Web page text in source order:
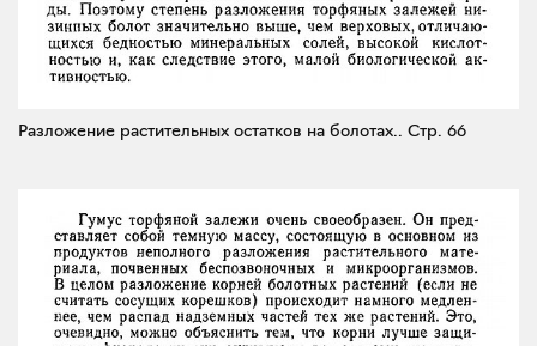
Разложение растительных остатков на болотах.. Стр. 66